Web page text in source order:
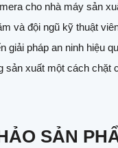
cho nhà máy sản
và đội ngũ kỹ thuật
giải pháp an ninh hiệu
sản xuất một cách chặt
SẢN